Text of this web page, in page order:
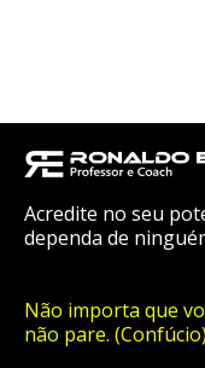
Acredite no seu
dependa de
Não importa que
não pare. (Confúcio)